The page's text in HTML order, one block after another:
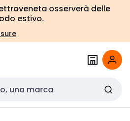
osserverà delle
estivo.